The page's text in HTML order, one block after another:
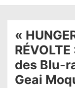
«
des Blu-
Geai